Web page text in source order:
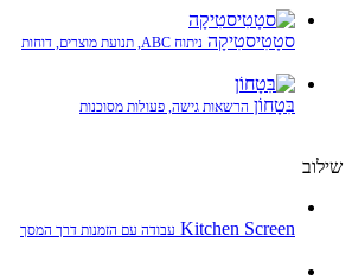
סטָטִיסטִיקָה ניתוח ABC, תנועת מוצרים, דוחות
בִּטָחוֹן הרשאות גישה, פעולות מסוכנות
שילוב
Kitchen Screen עבודה עם הזמנות דרך המסך